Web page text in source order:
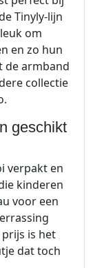
Tinyly-lijn
om
en zo hun
de armband
collectie
geschikt
verpakt en
kinderen
voor een
is het
dat toch